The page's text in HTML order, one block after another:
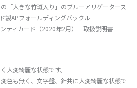
「大きな竹斑入り」のブルーアリゲータース
製APフォールディングバックル
ティカード（2020年2月） 取扱説明書
大変綺麗な状態です。
色も無く、文字盤、針共に大変綺麗な状態で